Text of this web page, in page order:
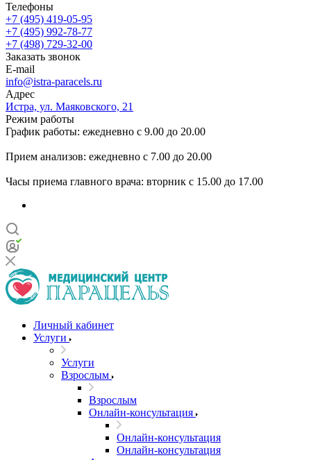
Телефоны
+7 (495) 419-05-95
+7 (495) 992-78-77
+7 (498) 729-32-00
Заказать звонок
E-mail
info@istra-paracels.ru
Адрес
Истра, ул. Маяковского, 21
Режим работы
График работы: ежедневно с 9.00 до 20.00
Прием анализов: ежедневно с 7.00 до 20.00
Часы приема главного врача: вторник с 15.00 до 17.00
Личный кабинет
Услуги
Услуги
Взрослым
Взрослым
Онлайн-консультация
Онлайн-консультация
Онлайн-консультация